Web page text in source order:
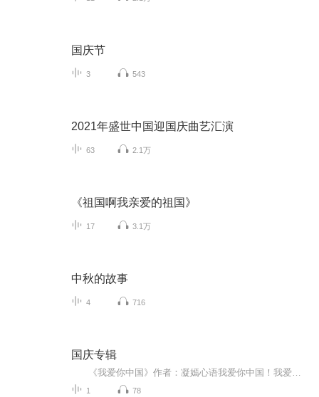
国庆节
3 543
2021年盛世中国迎国庆曲艺汇演
63 2.1万
《祖国啊我亲爱的祖国》
17 3.1万
中秋的故事
4 716
国庆专辑
1 78